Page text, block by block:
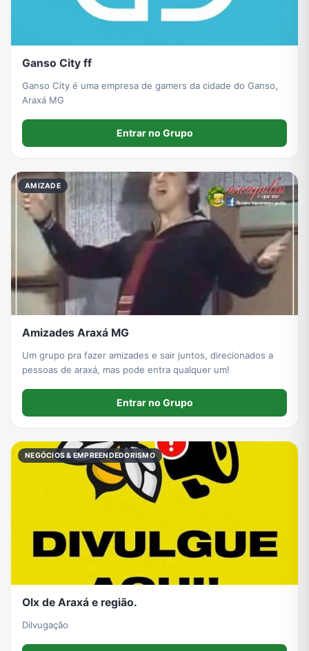
Ganso City ff
Ganso City é uma empresa de gamers da cidade do Ganso,
Araxá MG
Entrar no Grupo
AMIZADE
Amizades Araxá MG
Um grupo pra fazer amizades e sair juntos, direcionados a
pessoas de araxá, mas pode entra qualquer um!
Entrar no Grupo
NEGÓCIOS & EMPREENDEDORISMO
Olx de Araxá e região.
Dilvugação